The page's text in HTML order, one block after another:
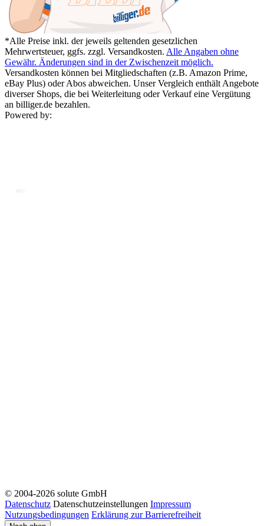
*Alle Preise inkl. der jeweils geltenden gesetzlichen
Mehrwertsteuer, ggfs. zzgl. Versandkosten. Alle Angaben ohne
Gewähr. Änderungen sind in der Zwischenzeit möglich.
Versandkosten können bei Mitgliedschaften (z.B. Amazon Prime,
eBay Plus) oder Abos abweichen. Unser Vergleich enthält Angebote
diverser Shops, die bei Weiterleitung oder Verkauf eine Vergütung
an billiger.de bezahlen.
Powered by:
© 2004-2026 solute GmbH
Datenschutz Datenschutzeinstellungen Impressum
Nutzungsbedingungen Erklärung zur Barrierefreiheit